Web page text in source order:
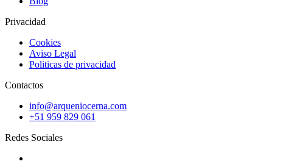
Privacidad
Cookies
Aviso Legal
Politicas de privacidad
Contactos
info@arqueniocerna.com
+51 959 829 061
Redes Sociales